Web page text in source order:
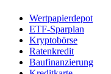
Wertpapierdepot
ETF-Sparplan
Kryptobörse
Ratenkredit
Baufinanzierung